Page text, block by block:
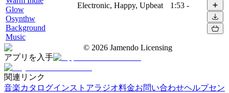
Glow
Osynthw
Background
Music
Electronic, Happy, Upbeat 1:53 -
© 2026 Jamendo Licensing
アプリを入手
関連リンク
音楽カタログインストアラジオ料金お問い合わせヘルプセン